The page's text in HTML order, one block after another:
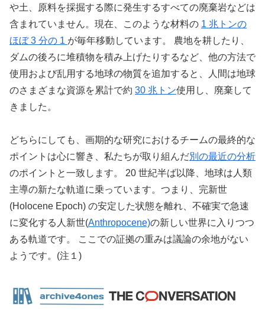
や土、原料を採掘する際に発生するすべての廃棄岩などは
含まれていません。現在、このような材料の 1 兆トンの
ほぼ 3 分の 1 が毎年移動しています。 農地を耕したり、
ダムの後ろに堆積物を積み上げたりするなど、他の方法で
使用および乱用する地球の物質を追加すると、人間は地球
のさまざまな資源を累計で約 30 兆トン使用し、廃棄して
きました。
どちらにしても、画期的な研究におけるチームの最終的な
ポイントは心に響き、私たちが取り組んだ別の最近の分析
のポイントと一致します。 20 世紀半ば以降、地球は人類
主導の新たな軌道に乗っています。つまり、完新世
(Holocene Epoch) の安定した状態を離れ、不確実で急速
に変化する人新世(Anthropocene)の新しい世界に入りつつ
ある軌道です。 ここでの証拠の重みは議論の余地がない
ようです。(注１)